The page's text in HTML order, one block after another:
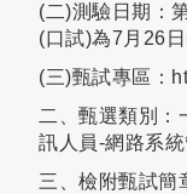
(二)測驗日期：
(口試)為7月26
(三)甄試專區：
二、甄選類別：
訊人員-網路系統
三、檢附甄試簡